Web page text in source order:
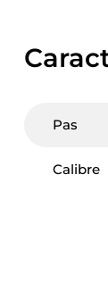
Pas
Calibre